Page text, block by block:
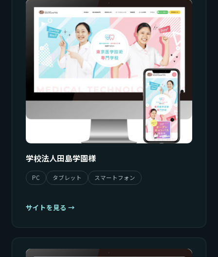
学校法人田島学園様
PC タブレット スマートフォン
サイトを見る